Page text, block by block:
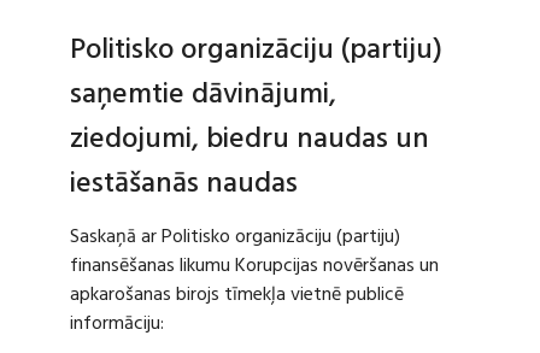
Politisko organizāciju (partiju)
saņemtie dāvinājumi,
ziedojumi, biedru naudas un
iestāšanās naudas
Saskaņā ar Politisko organizāciju (partiju)
finansēšanas likumu Korupcijas novēršanas un
apkarošanas birojs tīmekļa vietnē publicē
informāciju: